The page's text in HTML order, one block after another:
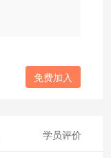
免费加入
学员评价